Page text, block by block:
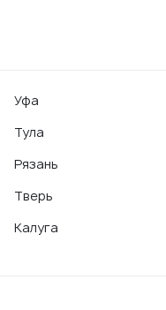
Уфа
Тула
Рязань
Тверь
Калуга